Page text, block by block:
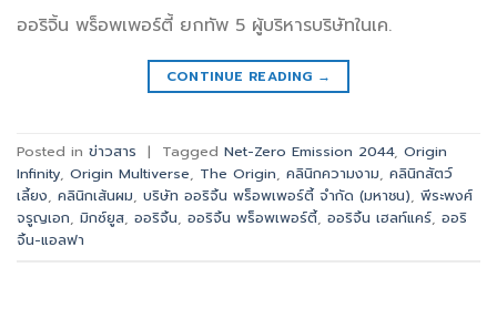
ออริจิ้น พร็อพเพอร์ตี้ ยกทัพ 5 ผู้บริหารบริษัทในเค.
CONTINUE READING →
Posted in ข่าวสาร | Tagged Net-Zero Emission 2044, Origin
Infinity, Origin Multiverse, The Origin, คลินิกความงาม, คลินิกสัตว์
เลี้ยง, คลินิกเส้นผม, บริษัท ออริจิ้น พร็อพเพอร์ตี้ จำกัด (มหาชน), พีระพงศ์
จรูญเอก, มิกซ์ยูส, ออริจิ้น, ออริจิ้น พร็อพเพอร์ตี้, ออริจิ้น เฮลท์แคร์, ออริ
จิ้น-แอลฟา